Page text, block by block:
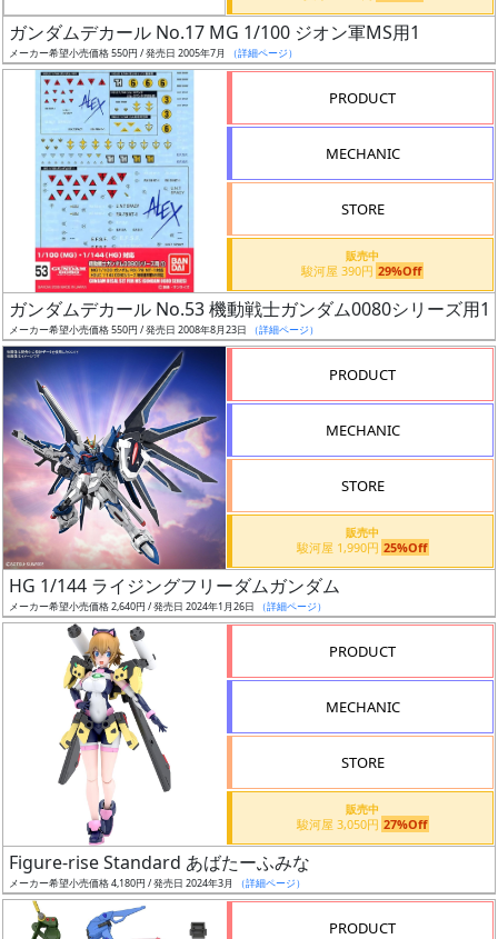
日
発
売
Web
プッ
シュ
ギ
ャ
ラ
リ
ー
あ
り
価
格
改
定
予
ガンダムデカール No.17 MG 1/100 ジオン軍MS用1
メーカー希望小売価格 550円 / 発売日 2005年7月 （詳細ページ）
PRODUCT
MECHANIC
STORE
販売中
駿河屋 390円 29%Off
ガンダムデカール No.53 機動戦士ガンダム0080シリーズ用1
メーカー希望小売価格 550円 / 発売日 2008年8月23日 （詳細ページ）
PRODUCT
MECHANIC
STORE
販売中
駿河屋 1,990円 25%Off
HG 1/144 ライジングフリーダムガンダム
メーカー希望小売価格 2,640円 / 発売日 2024年1月26日 （詳細ページ）
PRODUCT
MECHANIC
STORE
販売中
駿河屋 3,050円 27%Off
Figure-rise Standard あばたーふみな
メーカー希望小売価格 4,180円 / 発売日 2024年3月 （詳細ページ）
PRODUCT